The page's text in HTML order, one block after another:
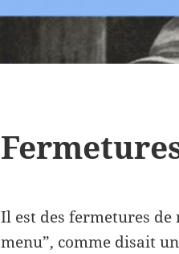
Il est des fermetures
menu”, comme disait